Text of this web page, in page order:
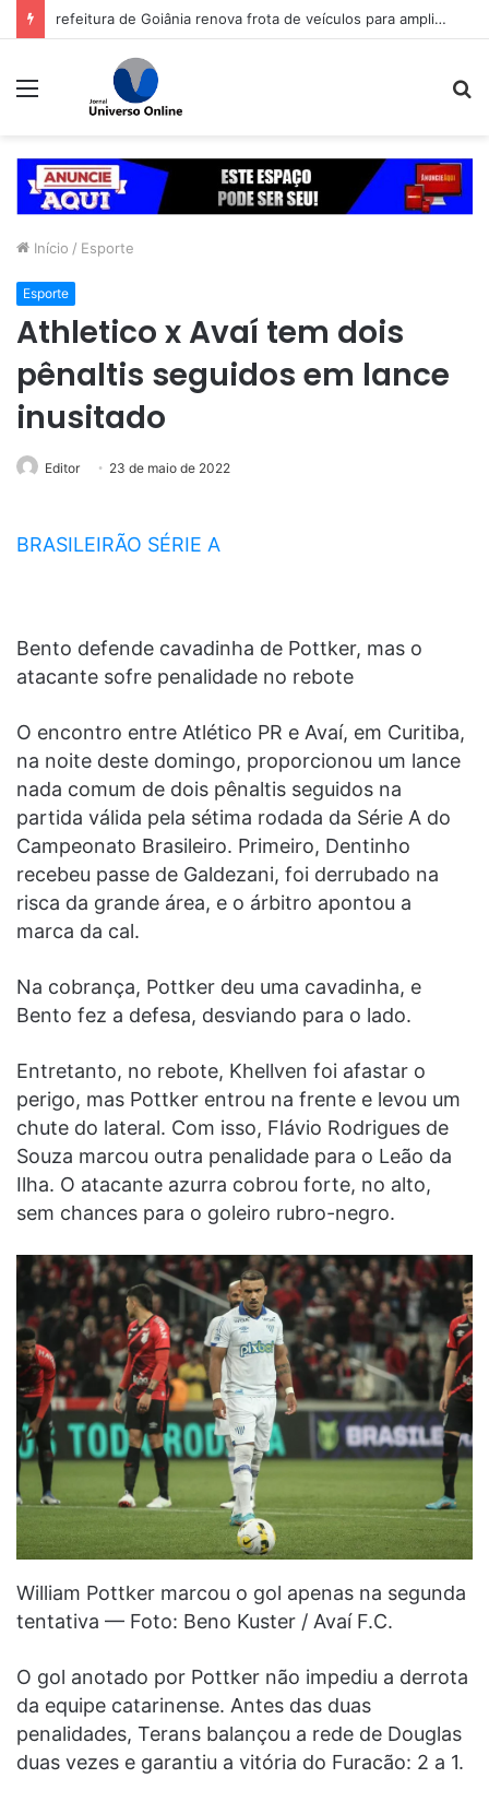
refeitura de Goiânia renova frota de veículos para ampliar eficiência dos serviços e reduzir custos com manutenção
Menu
Início / Esporte
Esporte
Athletico x Avaí tem dois
pênaltis seguidos em lance
inusitado
Editor 23 de maio de 2022
BRASILEIRÃO SÉRIE A
Bento defende cavadinha de Pottker, mas o
atacante sofre penalidade no rebote
O encontro entre Atlético PR e Avaí, em Curitiba,
na noite deste domingo, proporcionou um lance
nada comum de dois pênaltis seguidos na
partida válida pela sétima rodada da Série A do
Campeonato Brasileiro. Primeiro, Dentinho
recebeu passe de Galdezani, foi derrubado na
risca da grande área, e o árbitro apontou a
marca da cal.
Na cobrança, Pottker deu uma cavadinha, e
Bento fez a defesa, desviando para o lado.
Entretanto, no rebote, Khellven foi afastar o
perigo, mas Pottker entrou na frente e levou um
chute do lateral. Com isso, Flávio Rodrigues de
Souza marcou outra penalidade para o Leão da
Ilha. O atacante azurra cobrou forte, no alto,
sem chances para o goleiro rubro-negro.
William Pottker marcou o gol apenas na segunda
tentativa — Foto: Beno Kuster / Avaí F.C.
O gol anotado por Pottker não impediu a derrota
da equipe catarinense. Antes das duas
penalidades, Terans balançou a rede de Douglas
duas vezes e garantiu a vitória do Furacão: 2 a 1.